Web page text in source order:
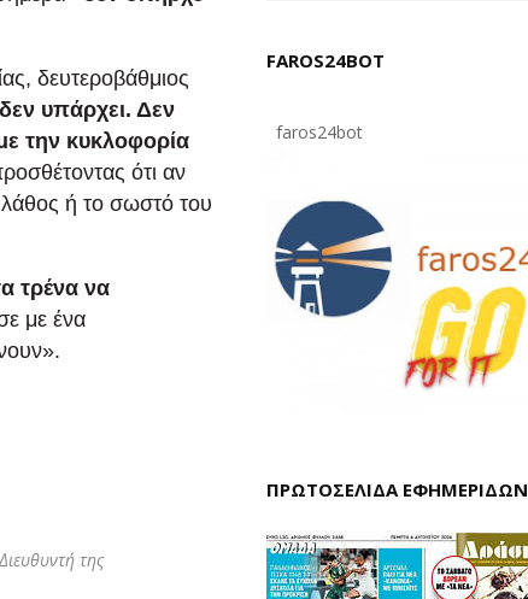
δευτεροβάθμιος
υπάρχει. Δεν
την κυκλοφορία
ότι αν
ή το σωστό του
τρένα να
με ένα
της
FAROS24BOT
faros24bot
ΠΡΩΤΟΣΕΛΙΔΑ ΕΦΗΜΕΡΙΔΩΝ